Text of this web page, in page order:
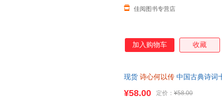
佳阅图书专营店
加入购物车 收藏
现货 诗心何以传 中国古典诗词
¥58.00 定价： ¥58.00